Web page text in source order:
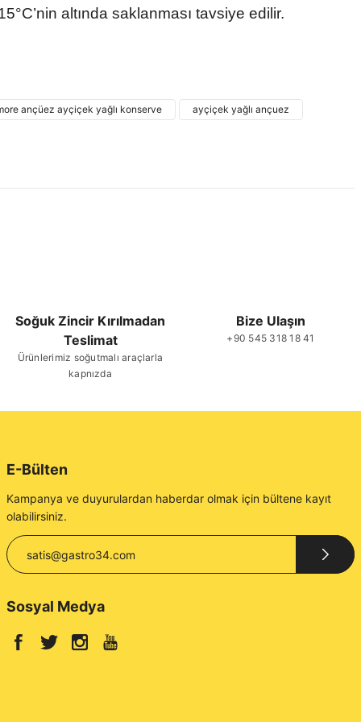
altında saklanması tavsiye edilir.
Gönder
ançüez ayçiçek yağlı konserve ayçiçek yağlı ançuez
Soğuk Zincir Kırılmadan
Teslimat
Ürünlerimiz soğutmalı araçlarla
kapnızda
Bize Ulaşın
+90 545 318 18 41
E-Bülten
Kampanya ve duyurulardan haberdar olmak için bültene kayıt
olabilirsiniz.
Sosyal Medya